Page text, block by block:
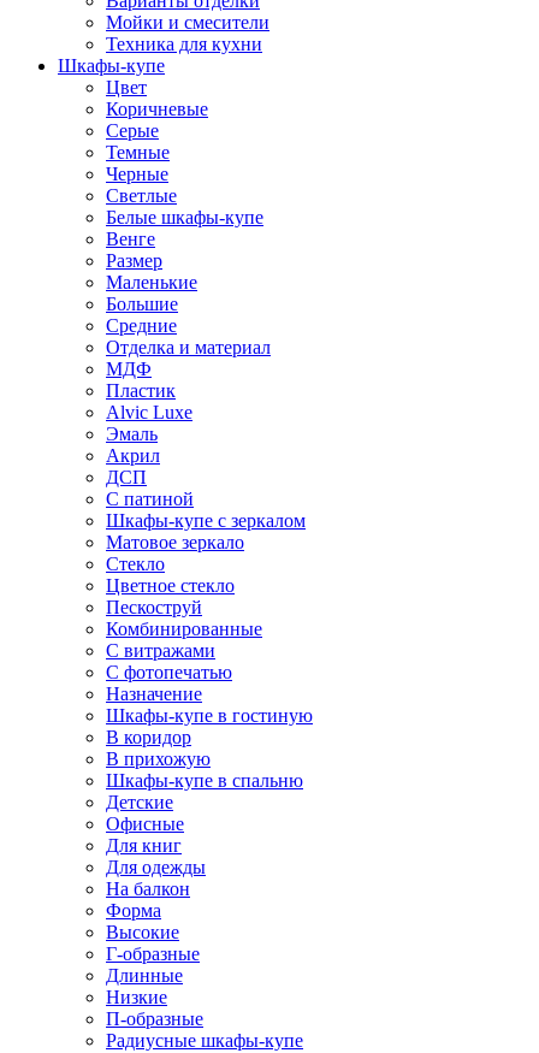
Мойки и смесители
Техника для кухни
Шкафы-купе
Цвет
Коричневые
Серые
Темные
Черные
Светлые
Белые шкафы-купе
Венге
Размер
Маленькие
Большие
Средние
Отделка и материал
МДФ
Пластик
Alvic Luxe
Эмаль
Акрил
ДСП
С патиной
Шкафы-купе с зеркалом
Матовое зеркало
Стекло
Цветное стекло
Пескоструй
Комбинированные
С витражами
С фотопечатью
Назначение
Шкафы-купе в гостиную
В коридор
В прихожую
Шкафы-купе в спальню
Детские
Офисные
Для книг
Для одежды
На балкон
Форма
Высокие
Г-образные
Длинные
Низкие
П-образные
Радиусные шкафы-купе